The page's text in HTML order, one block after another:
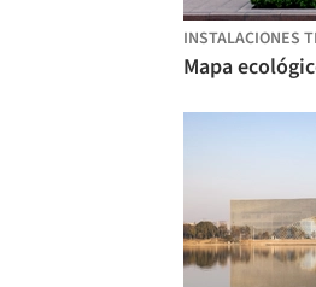
INSTALACIONES